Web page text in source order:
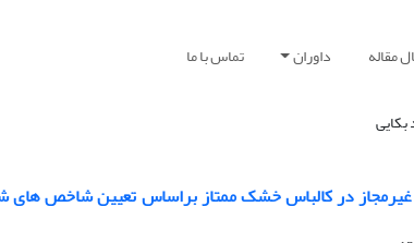
مقاله داوران تماس با ما
در کالباس خشک ممتاز براساس تعیین شاخص های